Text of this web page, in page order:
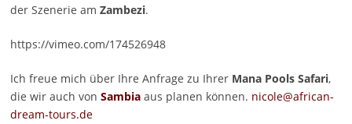
der Szenerie am Zambezi.
https://vimeo.com/174526948
Ich freue mich über Ihre Anfrage zu Ihrer Mana Pools Safari,
die wir auch von Sambiaaus planen können. nicole@african-
dream-tours.de